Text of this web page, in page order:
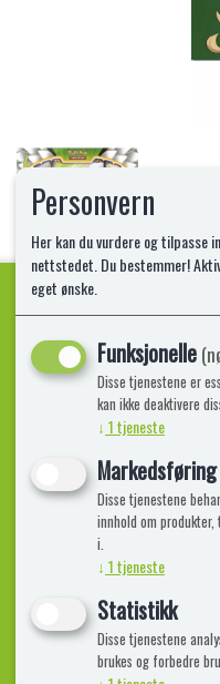
Informasjon
Frakt, Retur og Reklamasjon
Personvern
Her kan du vurdere og tilpasse
nettstedet. Du bestemmer!
eget ønske.
Funksjonelle
Disse tjenestene er
kan ikke deaktivere
↓ 1tjeneste
Markedsføring
Disse tjenestene
innhold om
i.
↓ 1tjeneste
Statistikk
Disse tjenestene
brukes og forbedre